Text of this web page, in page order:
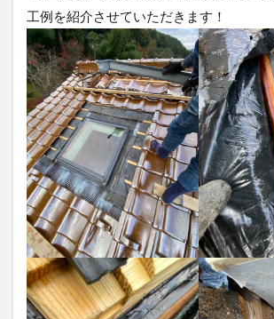
工例を紹介させていただきます！